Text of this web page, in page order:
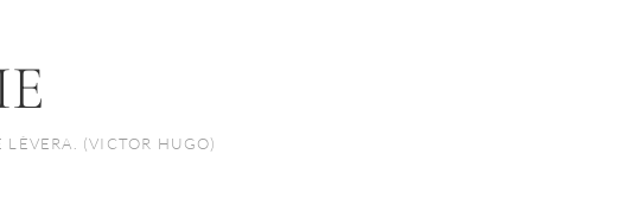
(VICTOR HUGO)